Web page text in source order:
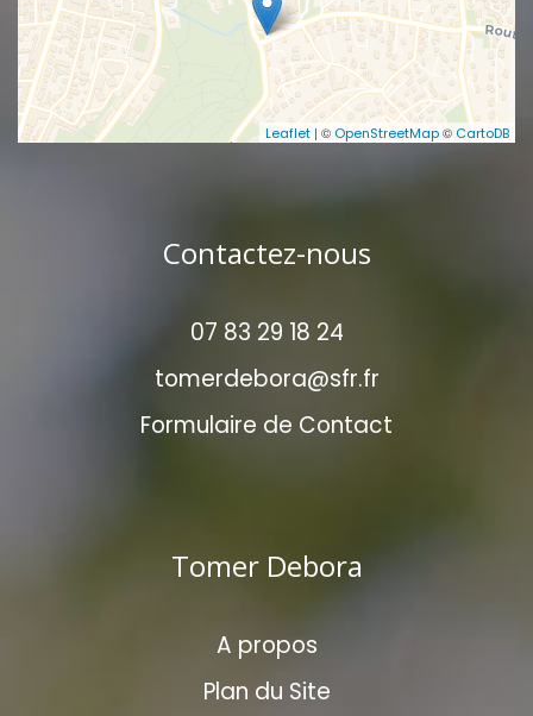
Leaflet | © OpenStreetMap© CartoDB
Contactez-nous
07 83 29 18 24
tomerdebora@sfr.fr
Formulaire de Contact
Tomer Debora
A propos
Plan du Site